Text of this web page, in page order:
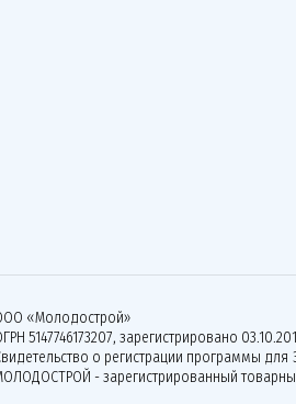
«Молодострой»
5147746173207, зарегистрировано
о регистрации программы для
- зарегистрированный